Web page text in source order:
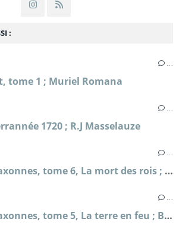
:
tome 1 ; Muriel Romana
1720 ; R.J Masselauze
Les chroniques saxonnes, tome 6, La mort des rois ; Bernard Cornwell
Les chroniques saxonnes, tome 5, La terre en feu ; Bernard Cornwell